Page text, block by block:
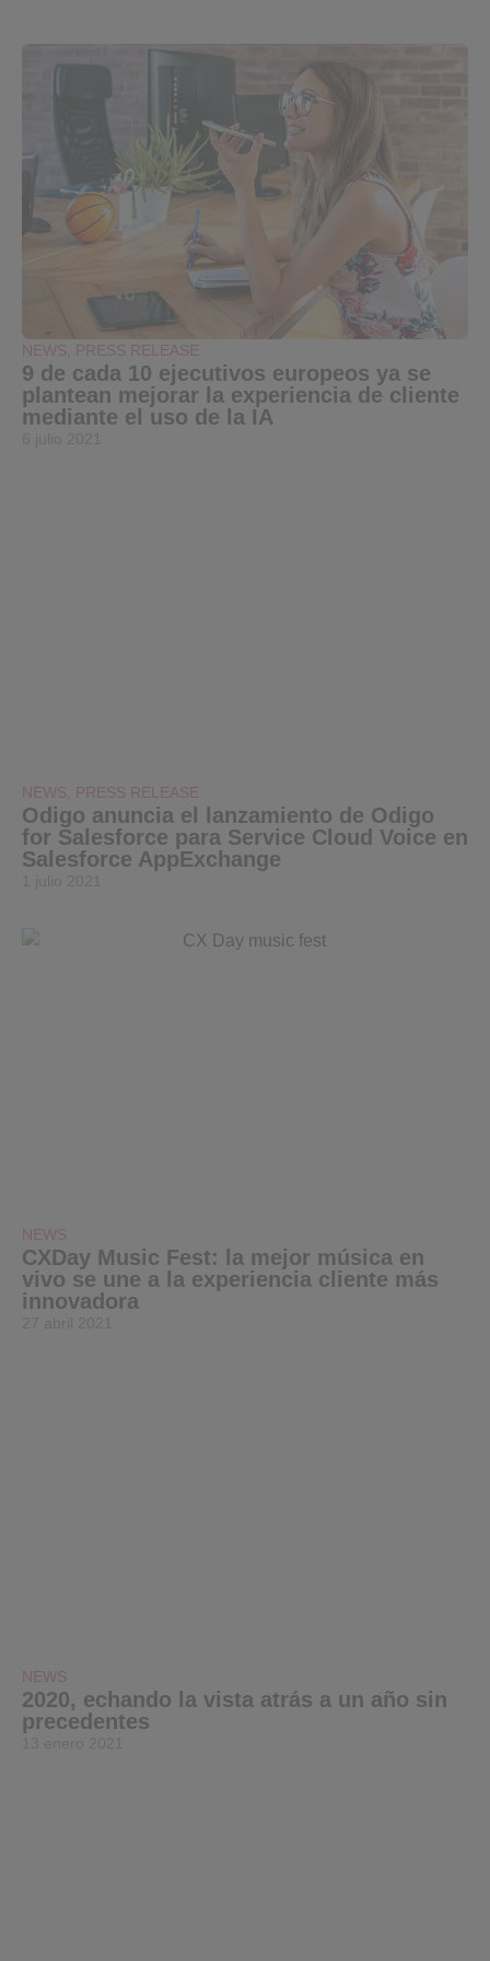
NEWS PRESS RELEASE
9 de cada 10 ejecutivos europeos ya se
plantean mejorar la experiencia de cliente
mediante el uso de la IA
NEWS PRESS RELEASE
Odigo anuncia el lanzamiento de Odigo
for Salesforce para Service Cloud Voice en
Salesforce AppExchange
NEWS
CXDay Music Fest: la mejor música en
vivo se une a la experiencia cliente más
innovadora
NEWS
2020, echando la vista atrás a un año sin
precedentes